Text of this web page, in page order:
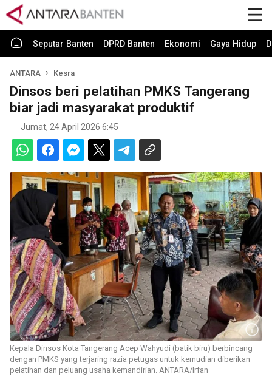
Seputar Banten DPRD Banten Ekonomi Gaya Hidup
ANTARA Kesra
Dinsos beri pelatihan PMKS Tangerang
biar jadi masyarakat produktif
Jumat, 24 April 2026 6:45
Kepala Dinsos Kota Tangerang Acep Wahyudi (batik biru) berbincang
dengan PMKS yang terjaring razia petugas untuk kemudian diberikan
pelatihan dan peluang usaha kemandirian. ANTARA/Irfan